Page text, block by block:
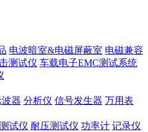
电波暗室&电磁屏蔽室 电磁兼容
测试仪 车载电子EMC测试系统
器 分析仪 信号发生器 万用表
试仪 耐压测试仪 功率计 记录仪